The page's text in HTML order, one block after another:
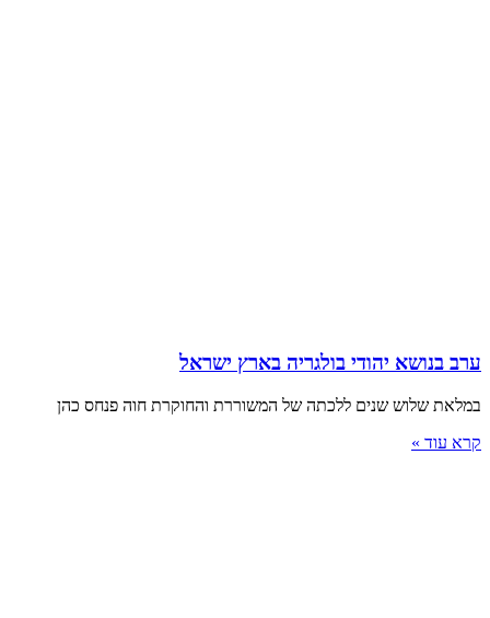
ערב בנושא יהודי בולגריה בארץ ישראל
במלאת שלוש שנים ללכתה של המשוררת והחוקרת חוה פנחס כהן
קרא עוד »